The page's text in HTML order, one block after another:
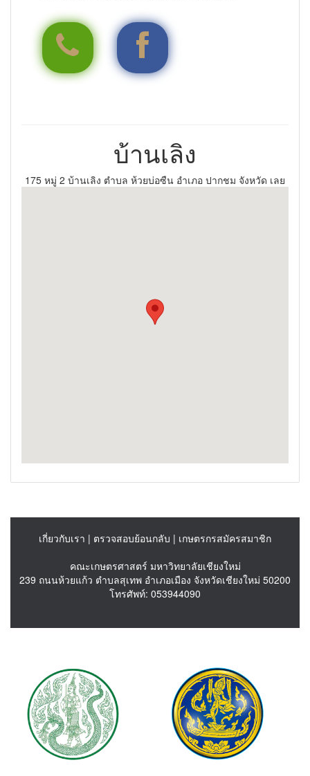
บ้านเลิง
175 หมู่ 2 บ้านเลิง ตำบล ห้วยบ่อซืน อำเภอ ปากชม จังหวัด เลย
เกี่ยวกับเรา | ตรวจสอบย้อนกลับ | เกษตรกรสมัครสมาชิก
คณะเกษตรศาสตร์ มหาวิทยาลัยเชียงใหม่
239 ถนนห้วยแก้ว ตำบลสุเทพ อำเภอเมือง จังหวัดเชียงใหม่ 50200
โทรศัพท์: 053944090